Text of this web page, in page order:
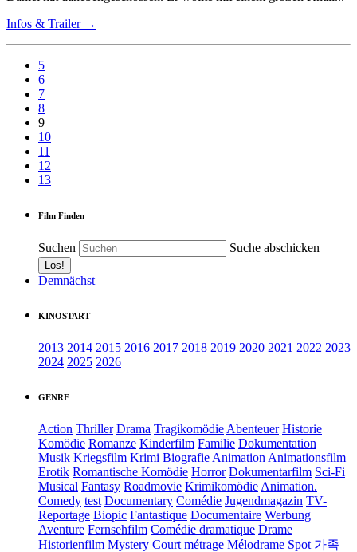
Infos & Trailer →
5
6
7
8
9
10
11
12
13
Film Finden
Suchen Suche abschicken
Demnächst
KINOSTART
2013 2014 2015 2016 2017 2018 2019 2020 2021 2022 2023
2024 2025 2026
GENRE
Action Thriller Drama Tragikomödie Abenteuer Historie
Komödie Romanze Kinderfilm Familie Dokumentation
Musik Kriegsfilm Krimi Biografie Animation Animationsfilm
Erotik Romantische Komödie Horror Dokumentarfilm Sci-Fi
Musical Fantasy Roadmovie Krimikomödie Animation.
Comedy test Documentary Comédie Jugendmagazin TV-
Reportage Biopic Fantastique Documentaire Werbung
Aventure Fernsehfilm Comédie dramatique Drame
Historienfilm Mystery Court métrage Mélodrame Spot 가족